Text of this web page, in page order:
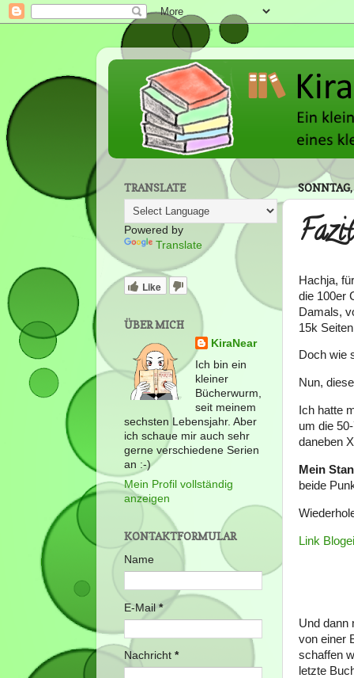
Hachja,
die 100er
Damals,
15k
Doch wie
Nun,
Ich hatte
um die
daneben
Mein
beide
Link
Und dann
von einer
schaffen
letzte
TRANSLATE
Powered by
Translate
Like
ÜBER MICH
KiraNear
Ich bin ein
kleiner
Bücherwurm,
seit meinem
sechsten Lebensjahr. Aber
ich schaue mir auch sehr
gerne verschiedene Serien
an :-)
Mein Profil vollständig
anzeigen
KONTAKTFORMULAR
Name
E-Mail *
Nachricht *